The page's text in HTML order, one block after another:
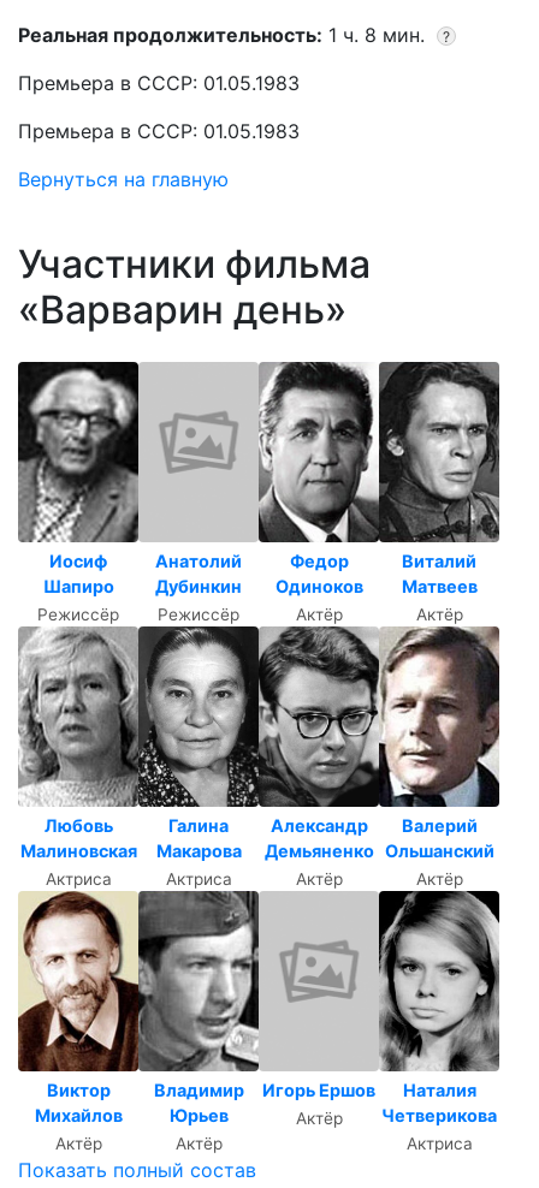
Реальная продолжительность: 1 ч. 8 мин. ?
Премьера в СССР: 01.05.1983
Премьера в СССР: 01.05.1983
Вернуться на главную
Участники фильма
«Варварин день»
Иосиф
Шапиро
Режиссёр
Анатолий
Дубинкин
Режиссёр
Федор
Одиноков
Актёр
Виталий
Матвеев
Актёр
Любовь
Малиновская
Актриса
Галина
Макарова
Актриса
Александр
Демьяненко
Актёр
Валерий
Ольшанский
Актёр
Виктор
Михайлов
Актёр
Владимир
Юрьев
Актёр
Игорь Ершов
Актёр
Наталия
Четверикова
Актриса
Показать полный состав